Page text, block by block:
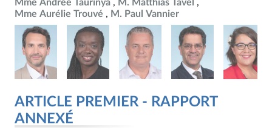
Mme Andrée Taurinya
M. Matthias Tavel
Mme Aurélie Trouvé
M. Paul Vannier
ARTICLE PREMIER - RAPPORT
ANNEXÉ